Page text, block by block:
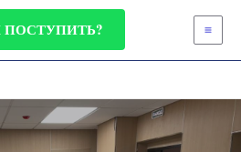
ПОСТУПИТЬ?